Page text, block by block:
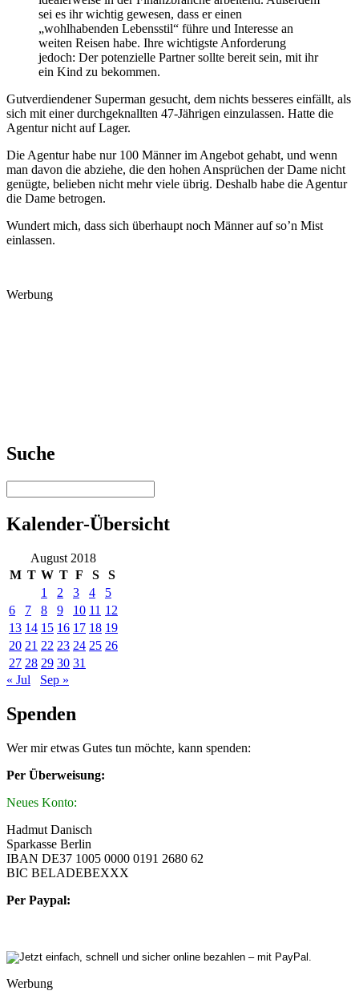
sei es ihr wichtig gewesen, dass er einen
„wohlhabenden Lebensstil“ führe und Interesse an
weiten Reisen habe. Ihre wichtigste Anforderung
jedoch: Der potenzielle Partner sollte bereit sein, mit ihr
ein Kind zu bekommen.
Gutverdiendener Superman gesucht, dem nichts besseres einfällt, als
sich mit einer durchgeknallten 47-Jährigen einzulassen. Hatte die
Agentur nicht auf Lager.
Die Agentur habe nur 100 Männer im Angebot gehabt, und wenn
man davon die abziehe, die den hohen Ansprüchen der Dame nicht
genügte, belieben nicht mehr viele übrig. Deshalb habe die Agentur
die Dame betrogen.
Wundert mich, dass sich überhaupt noch Männer auf so’n Mist
einlassen.
Werbung
Suche
Kalender-Übersicht
August 2018
M T W T F S
S
1
2 3 4
5
6
7 8 9 10 11 12
13 14 15 16 17 18 19
20 21 22 23 24 25 26
27 28 29 30 31
« Jul
Sep »
Spenden
Wer mir etwas Gutes tun möchte, kann spenden:
Per Überweisung:
Neues Konto:
Hadmut Danisch
Sparkasse Berlin
IBAN DE37 1005 0000 0191 2680 62
BIC BELADEBEXXX
Per Paypal:
Werbung